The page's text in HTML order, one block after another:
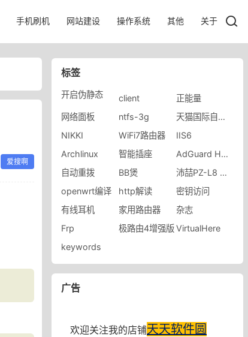
手机刷机 网站建设 操作系统 其他 关于
爱搜啊
标签
开启伪静态 client
正能量
网络面板
ntfs-3g
天猫国际自营全球超级店
NIKKI
WiFi7路由器
IIS6
Archlinux
智能插座
AdGuard Home
自动重拨
BB煲
沛喆PZ-L8 Nwrt固件
openwrt编译
http解读
密钥访问
有线耳机
家用路由器
杂志
Frp
极路由4增强版VirtualHere
keywords
广告
欢迎关注我的店铺天天软件圆